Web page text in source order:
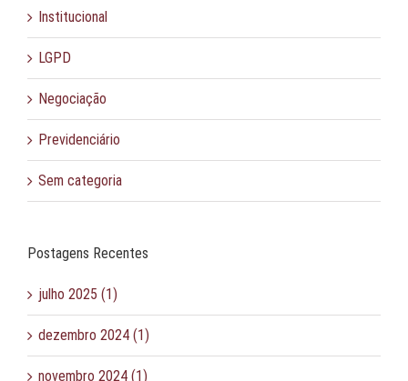
Institucional
LGPD
Negociação
Previdenciário
Sem categoria
Postagens Recentes
julho 2025 (1)
dezembro 2024 (1)
novembro 2024 (1)